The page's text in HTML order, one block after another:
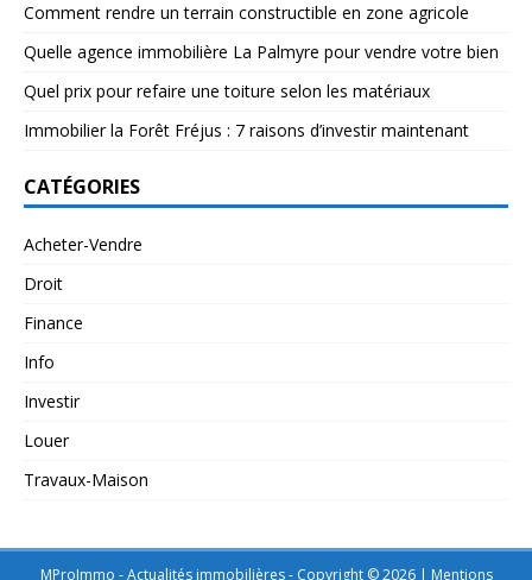
Comment rendre un terrain constructible en zone agricole
Quelle agence immobilière La Palmyre pour vendre votre bien
Quel prix pour refaire une toiture selon les matériaux
Immobilier la Forêt Fréjus : 7 raisons d’investir maintenant
CATÉGORIES
Acheter-Vendre
Droit
Finance
Info
Investir
Louer
Travaux-Maison
MProImmo - Actualités immobilières - Copyright © 2026 | Mentions